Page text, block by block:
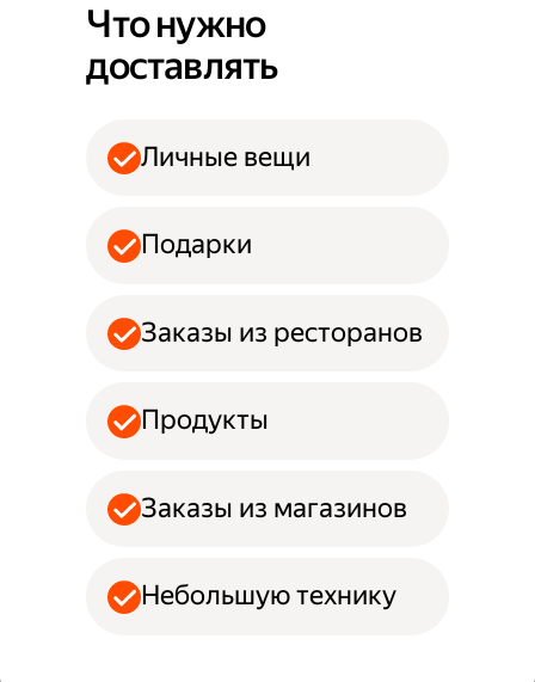
Что нужно
доставлять
Личные вещи
Подарки
Заказы из ресторанов
Продукты
Заказы из магазинов
Небольшую технику